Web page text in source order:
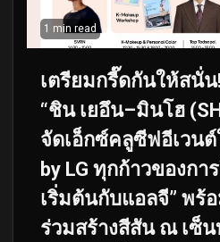
1 min read
เตรียมกรี๊ดกันให้สนั่
“ชิน เยอึน–มินโฮ
จัดเอ็กซ์คลูซีฟอีเวนต์
by LG ทุกก้าวของก
เริ่มต้นกับแอลจี” พร้
ร่วมสร้างสีสัน ณ เซ็น